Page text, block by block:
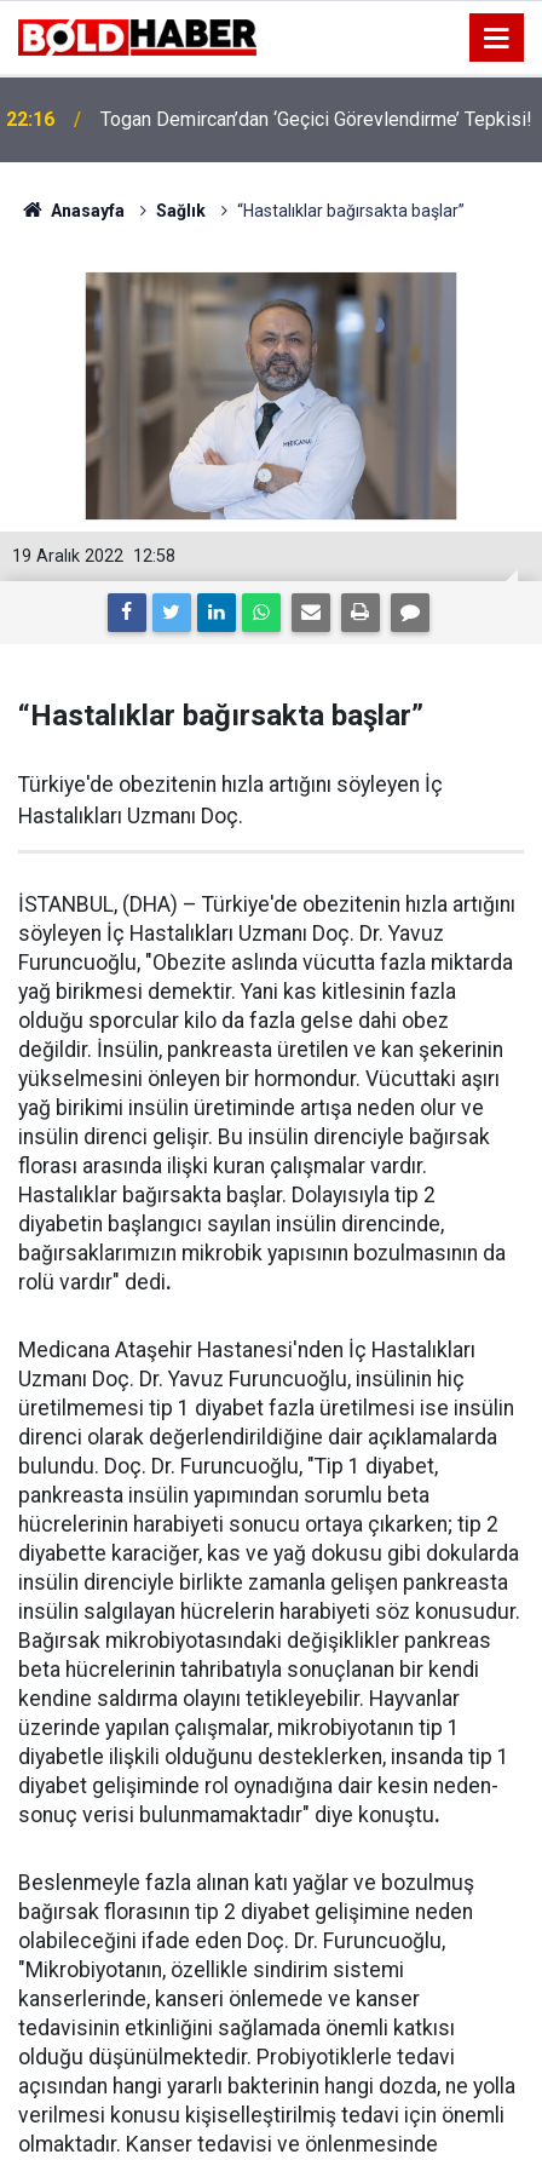
19:32 Sıcak Havalarda Ödem Şikayetini Hafife Almayın!
Anasayfa Sağlık “Hastalıklar bağırsakta başlar”
12:58
19 Aralık 2022
“Hastalıklar bağırsakta başlar”
Türkiye'de obezitenin hızla artığını söyleyen İç
Hastalıkları Uzmanı Doç.
İSTANBUL, (DHA) – Türkiye'de obezitenin hızla artığını
söyleyen İç Hastalıkları Uzmanı Doç. Dr. Yavuz
Furuncuoğlu, "Obezite aslında vücutta fazla miktarda
yağ birikmesi demektir. Yani kas kitlesinin fazla
olduğu sporcular kilo da fazla gelse dahi obez
değildir. İnsülin, pankreasta üretilen ve kan şekerinin
yükselmesini önleyen bir hormondur. Vücuttaki aşırı
yağ birikimi insülin üretiminde artışa neden olur ve
insülin direnci gelişir. Bu insülin direnciyle bağırsak
florası arasında ilişki kuran çalışmalar vardır.
Hastalıklar bağırsakta başlar. Dolayısıyla tip 2
diyabetin başlangıcı sayılan insülin direncinde,
bağırsaklarımızın mikrobik yapısının bozulmasının da
rolü vardır" dedi.
Medicana Ataşehir Hastanesi'nden İç Hastalıkları
Uzmanı Doç. Dr. Yavuz Furuncuoğlu, insülinin hiç
üretilmemesi tip 1 diyabet fazla üretilmesi ise insülin
direnci olarak değerlendirildiğine dair açıklamalarda
bulundu. Doç. Dr. Furuncuoğlu, "Tip 1 diyabet,
pankreasta insülin yapımından sorumlu beta
hücrelerinin harabiyeti sonucu ortaya çıkarken; tip 2
diyabette karaciğer, kas ve yağ dokusu gibi dokularda
insülin direnciyle birlikte zamanla gelişen pankreasta
insülin salgılayan hücrelerin harabiyeti söz konusudur.
Bağırsak mikrobiyotasındaki değişiklikler pankreas
beta hücrelerinin tahribatıyla sonuçlanan bir kendi
kendine saldırma olayını tetikleyebilir. Hayvanlar
üzerinde yapılan çalışmalar, mikrobiyotanın tip 1
diyabetle ilişkili olduğunu desteklerken, insanda tip 1
diyabet gelişiminde rol oynadığına dair kesin neden-
sonuç verisi bulunmamaktadır" diye konuştu.
Beslenmeyle fazla alınan katı yağlar ve bozulmuş
bağırsak florasının tip 2 diyabet gelişimine neden
olabileceğini ifade eden Doç. Dr. Furuncuoğlu,
"Mikrobiyotanın, özellikle sindirim sistemi
kanserlerinde, kanseri önlemede ve kanser
tedavisinin etkinliğini sağlamada önemli katkısı
olduğu düşünülmektedir. Probiyotiklerle tedavi
açısından hangi yararlı bakterinin hangi dozda, ne yolla
verilmesi konusu kişiselleştirilmiş tedavi için önemli
olmaktadır. Kanser tedavisi ve önlenmesinde